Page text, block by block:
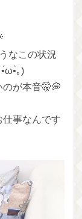
なこの状況
｡)
が本音🤫💭
事なんです